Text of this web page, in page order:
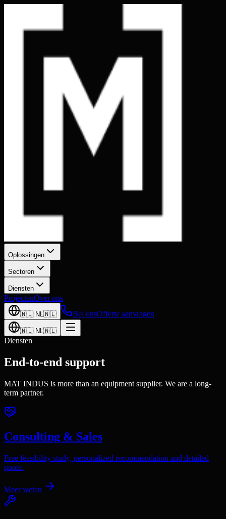
Oplossingen
Sectoren
Diensten
ProjectenOver ons
🇳🇱 NL🇳🇱 Bel onsOfferte aanvragen
🇳🇱 NL🇳🇱
Diensten
End-to-end support
MAT INDUS is more than an equipment supplier. We are a long-
term partner.
Consulting & Sales
Free feasibility study, personalized recommendation and detailed
quote.
Meer weten